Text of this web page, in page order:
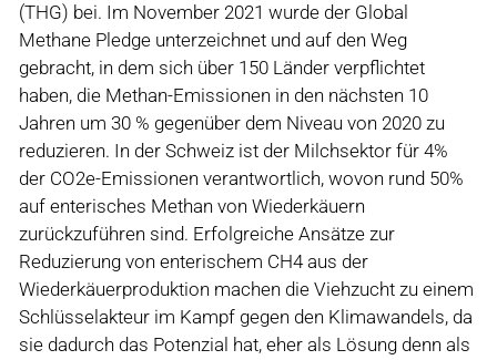
(THG) bei. Im November 2021 wurde der Global
Methane Pledge unterzeichnet und auf den Weg
gebracht, in dem sich über 150 Länder verpflichtet
haben, die Methan-Emissionen in den nächsten 10
Jahren um 30 % gegenüber dem Niveau von 2020 zu
reduzieren. In der Schweiz ist der Milchsektor für 4%
der CO2e-Emissionen verantwortlich, wovon rund 50%
auf enterisches Methan von Wiederkäuern
zurückzuführen sind. Erfolgreiche Ansätze zur
Reduzierung von enterischem CH4 aus der
Wiederkäuerproduktion machen die Viehzucht zu einem
Schlüsselakteur im Kampf gegen den Klimawandels, da
sie dadurch das Potenzial hat, eher als Lösung denn als